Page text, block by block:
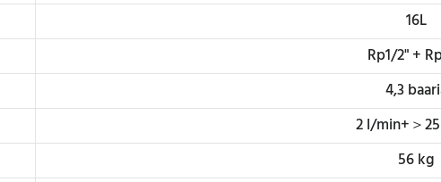
16L
Rp1/2" +
4,3
2 l/min+＞
56 kg